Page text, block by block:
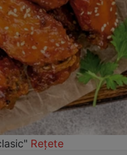
Rețete